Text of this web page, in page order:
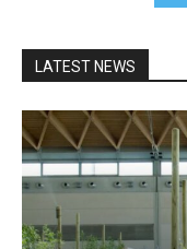
LATEST NEWS